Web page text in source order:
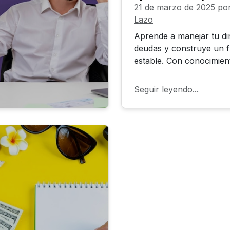
especulación y provocar
reales en la gobernanza
corporativa.
21 de marzo de 2025
Lazo
Aprende a manejar tu
deudas y construye un
estable. Con
decisiones y alcanzar la
Seguir leyendo...